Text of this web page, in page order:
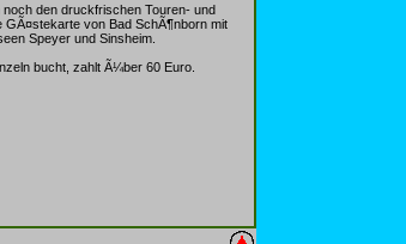
den druckfrischen Touren- und
von Bad SchÃ¶nborn mit
Speyer und Sinsheim.
bucht, zahlt Ã¼ber 60 Euro.